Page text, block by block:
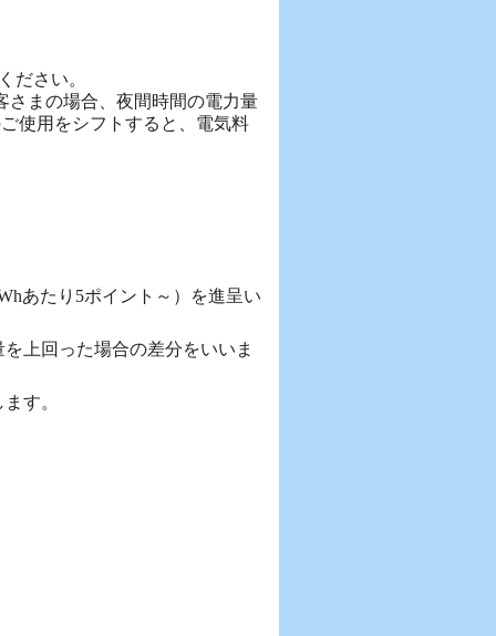
ださい。
さまの場合、夜間時間の電力量
使用をシフトすると、電気料
あたり5ポイント～）を進呈い
上回った場合の差分をいいま
す。